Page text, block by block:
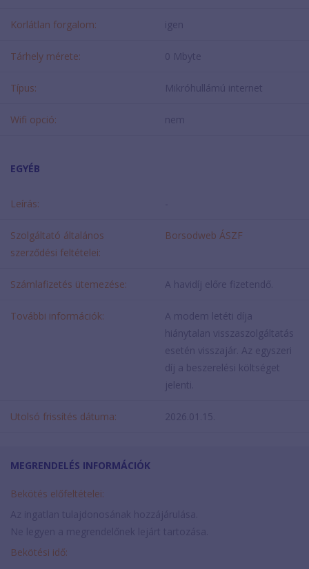
Korlátlan forgalom: igen
Tárhely mérete: 0 Mbyte
Típus: Mikróhullámú internet
Wifi opció: nem
EGYÉB
Leírás: -
Szolgáltató általános
szerződési feltételei:
Borsodweb ÁSZF
Számlafizetés ütemezése: A havidíj előre fizetendő.
További információk:
A modem letéti díja
hiánytalan visszaszolgáltatás
esetén visszajár. Az egyszeri
díj a beszerelési költséget
jelenti.
Utolsó frissítés dátuma: 2026.01.15.
MEGRENDELÉS INFORMÁCIÓK
Bekötés előfeltételei:
Bekötési idő: